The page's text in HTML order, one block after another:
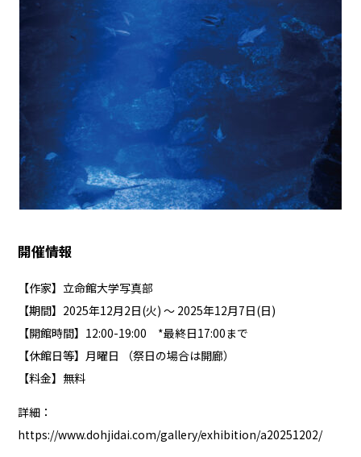
開催情報
【作家】立命館大学写真部
【期間】2025年12月2日(火) ～ 2025年12月7日(日)
【開館時間】12:00-19:00 *最終日17:00まで
【休館日等】月曜日 （祭日の場合は開廊）
【料金】無料
詳細：
https://www.dohjidai.com/gallery/exhibition/a20251202/